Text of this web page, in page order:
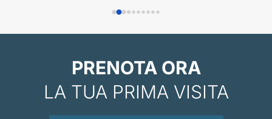
dalla
PRENOTA ORA
LA TUA PRIMA VISITA